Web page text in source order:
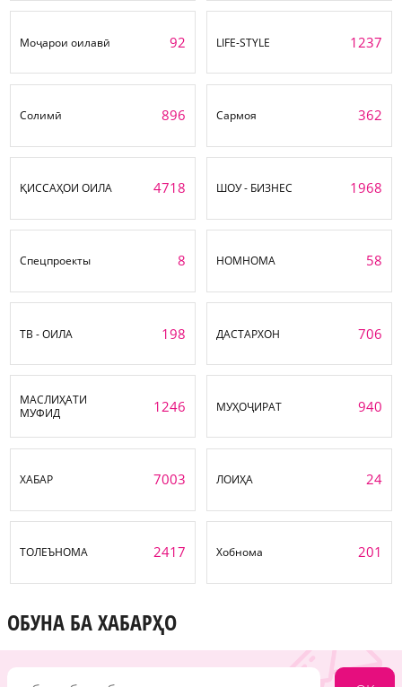
Моҷарои оилавӣ 92 LIFE-STYLE 1237
Солимӣ 896 Сармоя 362
ҚИССАҲОИ ОИЛА 4718 ШОУ - БИЗНЕС 1968
Спецпроекты 8 НОМНОМА 58
ТВ - ОИЛА 198 ДАСТАРХОН 706
МАСЛИҲАТИ
МУФИД
1246 МУҲОҶИРАТ 940
ХАБАР 7003 ЛОИҲА 24
ТОЛЕЪНОМА 2417 Хобнома 201
ОБУНА БА ХАБАРҲО